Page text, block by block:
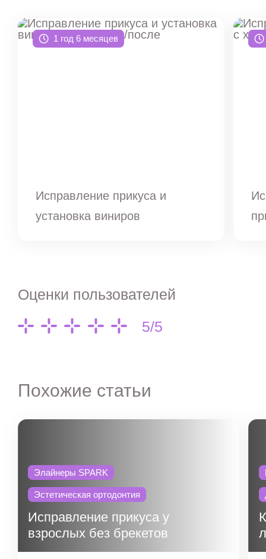
1 год 6 месяцев
Исправление прикуса и
установка виниров
Оценки пользователей
5/5
Похожие статьи
Элайнеры SPARK
Эстетическая ортодонтия
Исправление прикуса у
взрослых без брекетов